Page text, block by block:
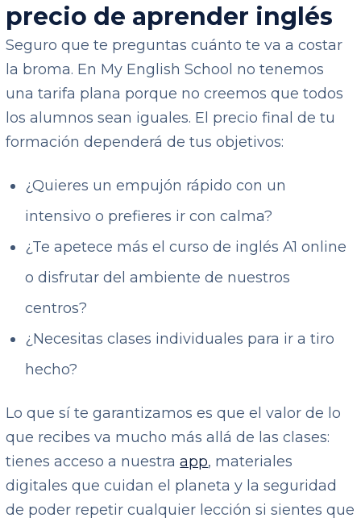
precio de aprender inglés
Seguro que te preguntas cuánto te va a costar
la broma. En My English School no tenemos
una tarifa plana porque no creemos que todos
los alumnos sean iguales. El precio final de tu
formación dependerá de tus objetivos:
¿Quieres un empujón rápido con un
intensivo o prefieres ir con calma?
¿Te apetece más el curso de inglés A1 online
o disfrutar del ambiente de nuestros
centros?
¿Necesitas clases individuales para ir a tiro
hecho?
Lo que sí te garantizamos es que el valor de lo
que recibes va mucho más allá de las clases:
tienes acceso a nuestraapp, materiales
digitales que cuidan el planeta y la seguridad
de poder repetir cualquier lección si sientes que